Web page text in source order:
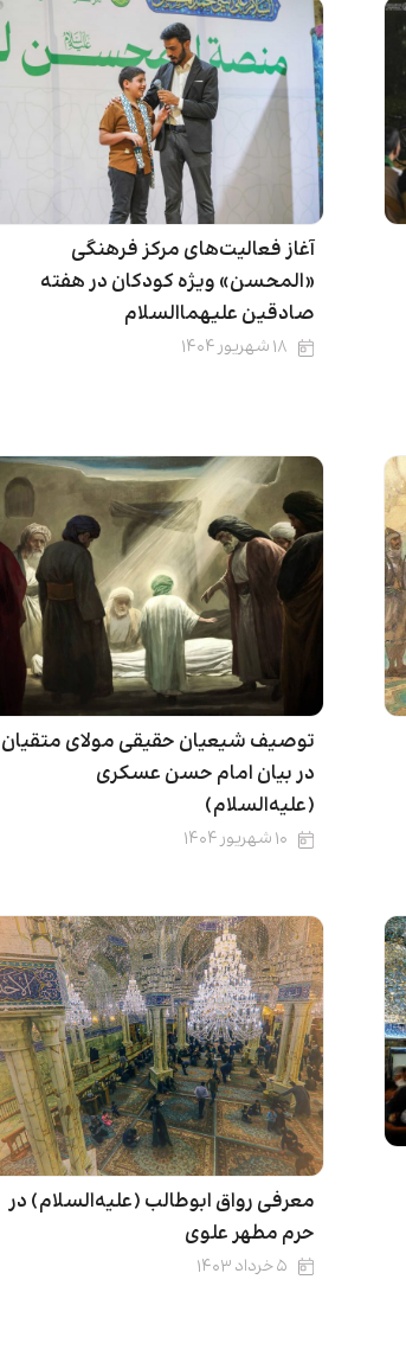
آغاز فعالیت‌های مرکز فرهنگی
«المحسن» ویژه کودکان در هفته
صادقین علیهماالسلام
۱۸ شهریور ۱۴۰۴
توصیف شیعیان حقیقی مولای متقیان
در بیان امام حسن عسکری
(علیه‌السلام)
۱۰ شهریور ۱۴۰۴
معرفی رواق ابوطالب (علیه‌السلام) در
حرم مطهر علوی
۵ خرداد ۱۴۰۳